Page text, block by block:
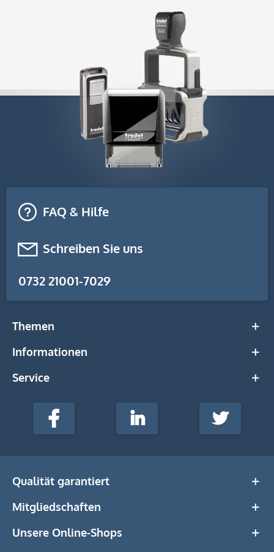
FAQ & Hilfe
Schreiben Sie uns
0732 21001-7029
Themen
Informationen
Service
stempel-
Media
Facebook LinkedIn Twitter
Qualität garantiert
Mitgliedschaften
Unsere Online-Shops